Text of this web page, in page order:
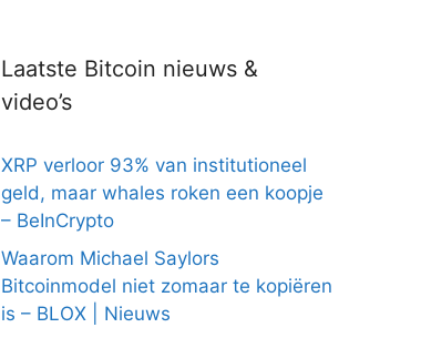
Laatste Bitcoin nieuws &
video’s
XRP verloor 93% van institutioneel
geld, maar whales roken een koopje
– BeInCrypto
Waarom Michael Saylors
Bitcoinmodel niet zomaar te kopiëren
is – BLOX | Nieuws